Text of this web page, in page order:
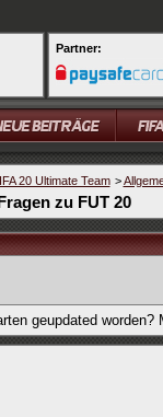
Partner:
20 Ultimate Team >
zu FUT 20
geupdated